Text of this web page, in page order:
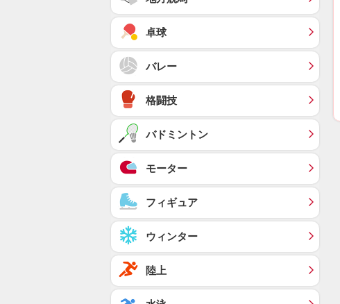
卓球
バレー
格闘技
バドミントン
モーター
フィギュア
ウィンター
陸上